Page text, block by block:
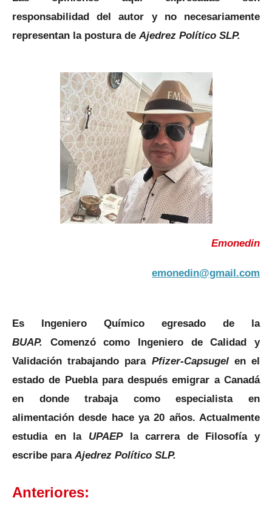
responsabilidad del autor y no necesariamente
representan la postura deAjedrez Político SLP.
Emonedin
emonedin@gmail.com
Es Ingeniero Químico egresado de la
BUAP. Comenzó como Ingeniero de Calidad y
Validación trabajando para Pfizer-Capsugelen el
estado de Puebla para después emigrar a Canadá
en donde trabaja como especialista en
alimentación desde hace ya 20 años. Actualmente
estudia en la UPAEPla carrera de Filosofía y
escribe para Ajedrez Político SLP.
Anteriores: